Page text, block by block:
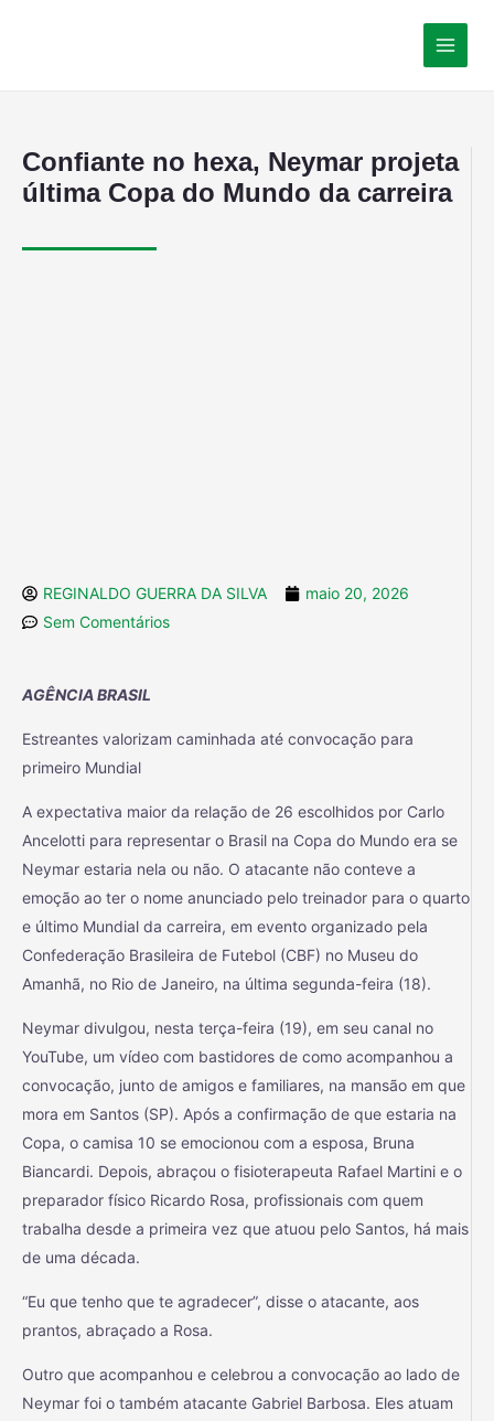
Confiante no hexa, Neymar projeta
última Copa do Mundo da carreira
REGINALDO GUERRA DA SILVA
maio 20, 2026
Sem Comentários
AGÊNCIA BRASIL
Estreantes valorizam caminhada até convocação para
primeiro Mundial
A expectativa maior da relação de 26 escolhidos por Carlo
Ancelotti para representar o Brasil na Copa do Mundo era se
Neymar estaria nela ou não. O atacante não conteve a
emoção ao ter o nome anunciado pelo treinador para o quarto
e último Mundial da carreira, em evento organizado pela
Confederação Brasileira de Futebol (CBF) no Museu do
Amanhã, no Rio de Janeiro, na última segunda-feira (18).
Neymar divulgou, nesta terça-feira (19), em seu canal no
YouTube, um vídeo com bastidores de como acompanhou a
convocação, junto de amigos e familiares, na mansão em que
mora em Santos (SP). Após a confirmação de que estaria na
Copa, o camisa 10 se emocionou com a esposa, Bruna
Biancardi. Depois, abraçou o fisioterapeuta Rafael Martini e o
preparador físico Ricardo Rosa, profissionais com quem
trabalha desde a primeira vez que atuou pelo Santos, há mais
de uma década.
“Eu que tenho que te agradecer”, disse o atacante, aos
prantos, abraçado a Rosa.
Outro que acompanhou e celebrou a convocação ao lado de
Neymar foi o também atacante Gabriel Barbosa. Eles atuam